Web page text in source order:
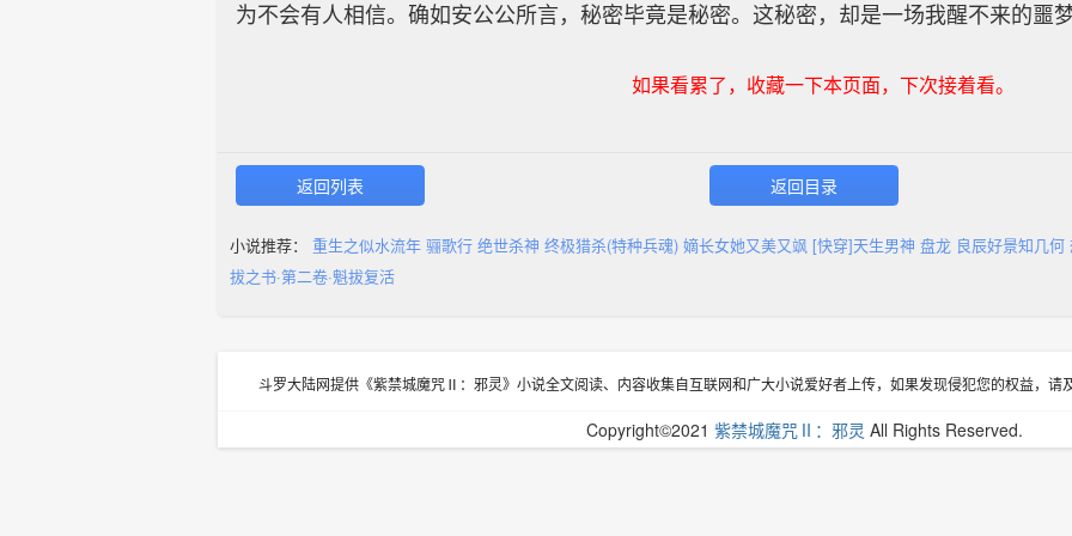
为不会有人相信。确如安公公所言，秘密毕竟是秘密。这秘密，却是一场我醒不来的噩
如果看累了，收藏一下本页面，下次接着看。
返回列表 返回目录
小说推荐： 重生之似水流年 骊歌行 绝世杀神 终极猎杀(特种兵魂) 嫡长女她又美又飒 [快穿]天生男神 盘龙 良辰好景知几何
拔之书·第二卷·魁拔复活
斗罗大陆网提供《紫禁城魔咒Ⅱ：邪灵》小说全文阅读、内容收集自互联网和广大小说爱好者上传，如果发现侵犯您的权益，
Copyright©2021 紫禁城魔咒Ⅱ：邪灵 All Rights Reserved.